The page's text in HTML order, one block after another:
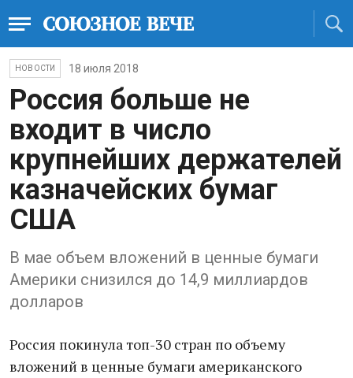
НОВОСТИ 18 июля 2018
Россия больше не
входит в число
крупнейших держателей
казначейских бумаг
США
В мае объем вложений в ценные бумаги
Америки снизился до 14,9 миллиардов
долларов
Россия покинула топ-30 стран по объему
вложений в ценные бумаги американского